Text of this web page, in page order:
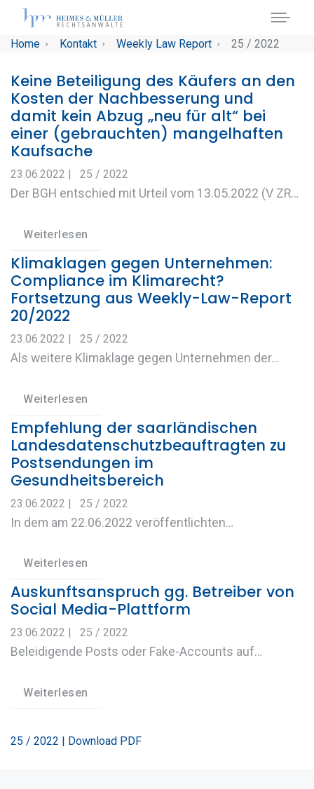
Skip to main navigation
Skip to main content
Skip to page footer
You are here:
Home Kontakt Weekly Law Report 25 / 2022
Keine Beteiligung des Käufers an den
Kosten der Nachbesserung und
damit kein Abzug „neu für alt“ bei
einer (gebrauchten) mangelhaften
Kaufsache
23.06.2022 | 25 / 2022
Der BGH entschied mit Urteil vom 13.05.2022 (V ZR…
Weiterlesen
Klimaklagen gegen Unternehmen:
Compliance im Klimarecht?
Fortsetzung aus Weekly-Law-Report
20/2022
23.06.2022 | 25 / 2022
Als weitere Klimaklage gegen Unternehmen der…
Weiterlesen
Empfehlung der saarländischen
Landesdatenschutzbeauftragten zu
Postsendungen im
Gesundheitsbereich
23.06.2022 | 25 / 2022
In dem am 22.06.2022 veröffentlichten…
Weiterlesen
Auskunftsanspruch gg. Betreiber von
Social Media-Plattform
23.06.2022 25 / 2022
Beleidigende Posts oder Fake-Accounts auf…
Weiterlesen
25 / 2022 | Download PDF